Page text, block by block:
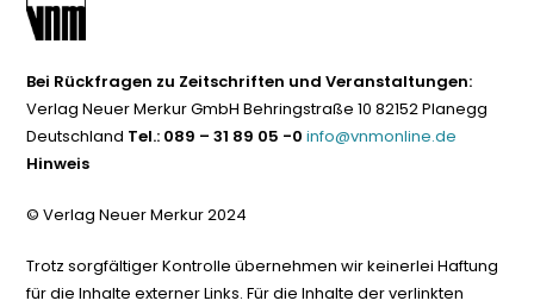
Bei Rückfragen zu Zeitschriften und Veranstaltungen:
Verlag Neuer Merkur GmbH Behringstraße 10 82152 Planegg
Deutschland Tel.: 089 – 31 89 05 -0 info@vnmonline.de
Hinweis
© Verlag Neuer Merkur 2024
Trotz sorgfältiger Kontrolle übernehmen wir keinerlei Haftung
für die Inhalte externer Links. Für die Inhalte der verlinkten